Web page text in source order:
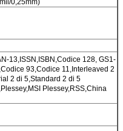
0,25mm)
13,ISSN,ISBN,Codice 128, GS1-
93,Codice 11,Interleaved 2
2 di 5,Standard 2 di 5
Plessey,RSS,China